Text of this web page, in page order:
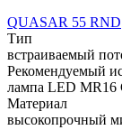
QUASAR 55 RND
Тип
встраиваемый
Рекомендуемый
лампа LED MR16
Материал
высокопрочный